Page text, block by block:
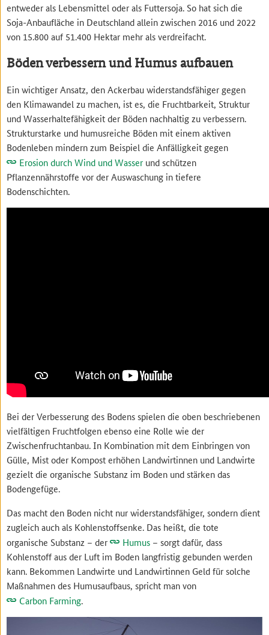
entweder als Lebensmittel oder als Futtersoja. So hat sich die
Soja-Anbaufläche in Deutschland allein zwischen 2016 und 2022
von 15.800 auf 51.400 Hektar mehr als verdreifacht.
Böden verbessern und Humus aufbauen
Ein wichtiger Ansatz, den Ackerbau widerstandsfähiger gegen
den Klimawandel zu machen, ist es, die Fruchtbarkeit, Struktur
und Wasserhaltefähigkeit der Böden nachhaltig zu verbessern.
Strukturstarke und humusreiche Böden mit einem aktiven
Bodenleben mindern zum Beispiel die Anfälligkeit gegen
Erosion durch Wind und Wasser und schützen
Pflanzennährstoffe vor der Auswaschung in tiefere
Bodenschichten.
Bei der Verbesserung des Bodens spielen die oben beschriebenen
vielfältigen Fruchtfolgen ebenso eine Rolle wie der
Zwischenfruchtanbau. In Kombination mit dem Einbringen von
Gülle, Mist oder Kompost erhöhen Landwirtinnen und Landwirte
gezielt die organische Substanz im Boden und stärken das
Bodengefüge.
Das macht den Boden nicht nur widerstandsfähiger, sondern dient
zugleich auch als Kohlenstoffsenke. Das heißt, die tote
organische Substanz – der
Humus – sorgt dafür, dass
Kohlenstoff aus der Luft im Boden langfristig gebunden werden
kann. Bekommen Landwirte und Landwirtinnen Geld für solche
Maßnahmen des Humusaufbaus, spricht man von
Carbon Farming.